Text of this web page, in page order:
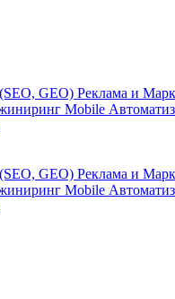
GEO) Реклама и
Mobile
GEO) Реклама и
Mobile